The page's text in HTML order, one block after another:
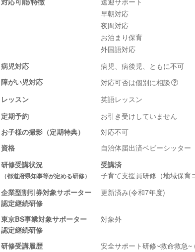
早朝対応
夜間対応
お泊まり保育
外国語対応
病児対応
病児、病後児、ともに不可
障がい児対応
対応可否は個別に相談
レッスン
英語レッスン
定期予約
お引き受けしていません
お子様の撮影（定期特典）
対応不可
資格
自治体届出済ベビーシッター
研修受講状況
（都道府県知事等が定める研修）
受講済
子育て支援員研修（地域保育
企業型割引券対象サポーター
認定継続研修
更新済み(令和7年度)
東京BS事業対象サポーター
認定継続研修
対象外
研修受講履歴 安全サポート研修~救命救急